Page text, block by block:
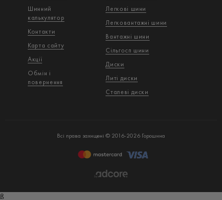
Шинний
калькулятор
Контакти
Карта сайту
Акції
Обмін і
повернення
Легкові шини
Легковантажнi шини
Вантажнi шини
Сільгосп шини
Диски
Литі диски
Сталеві диски
Всі права захищені © 2016-2026 Горошина
ß